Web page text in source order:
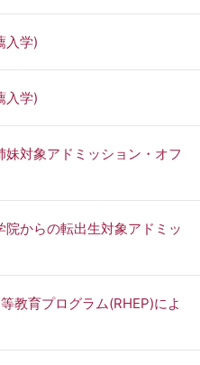
入学)
入学)
対象アドミッション・オフ
からの転出生対象アドミッ
教育プログラム(RHEP)によ